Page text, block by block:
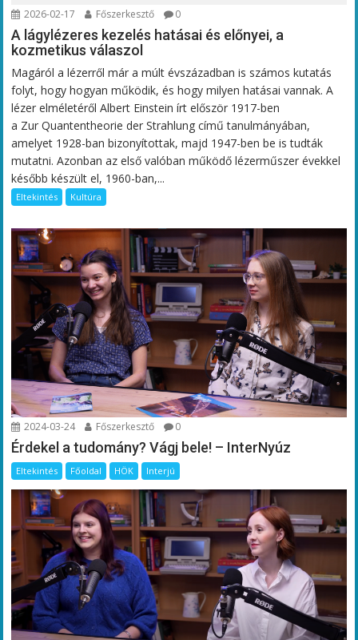
2026-02-17 Főszerkesztő 0
A lágylézeres kezelés hatásai és előnyei, a
kozmetikus válaszol
Magáról a lézerről már a múlt évszázadban is számos kutatás
folyt, hogy hogyan működik, és hogy milyen hatásai vannak. A
lézer elméletéről Albert Einstein írt először 1917-ben
a Zur Quantentheorie der Strahlung című tanulmányában,
amelyet 1928-ban bizonyítottak, majd 1947-ben be is tudták
mutatni. Azonban az első valóban működő lézerműszer évekkel
később készült el, 1960-ban,...
Eltekintés Kultúra
2024-03-24 Főszerkesztő 0
Érdekel a tudomány? Vágj bele! – InterNyúz
Eltekintés Főoldal HÖK Interjú